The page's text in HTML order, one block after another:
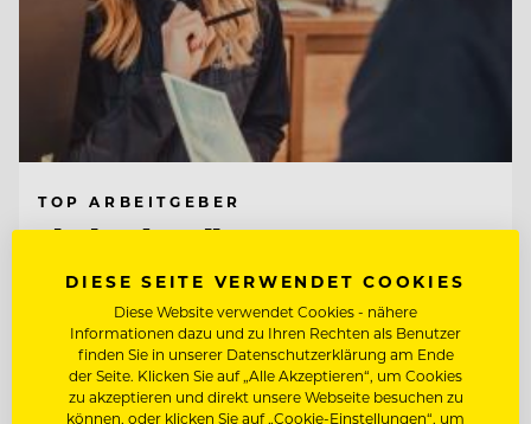
TOP ARBEITGEBER
Tirol Lodge Ellmau
6352 Ellmau, Österreich
DIREKTIONSASSISTENZ (M/W/D)
DIESE SEITE VERWENDET COOKIES
Diese Website verwendet Cookies - nähere
Informationen dazu und zu Ihren Rechten als Benutzer
finden Sie in unserer Datenschutzerklärung am Ende
der Seite. Klicken Sie auf „Alle Akzeptieren“, um Cookies
zu akzeptieren und direkt unsere Webseite besuchen zu
können, oder klicken Sie auf „Cookie-Einstellungen“, um